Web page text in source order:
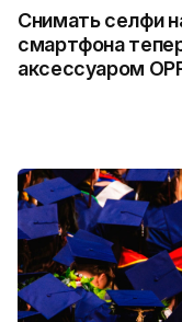
Снимать селфи
смартфона
аксессуаром